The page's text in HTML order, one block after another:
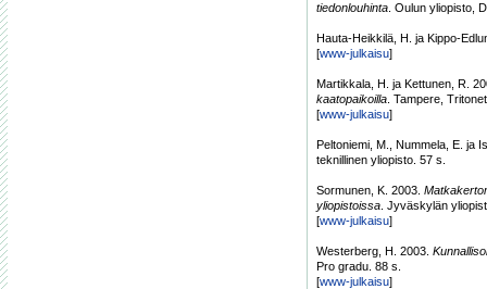
tiedonlouhinta . Oulun yliopisto,
Hauta-Heikkilä, H. ja Kippo-
[www-julkaisu]
Martikkala, H. ja Kettunen, R.
kaatopaikoilla . Tampere,
[www-julkaisu]
Peltoniemi, M., Nummela, E. ja
teknillinen yliopisto. 57 s.
Sormunen, K. 2003.
yliopistoissa . Jyväskylän
[www-julkaisu]
Westerberg, H. 2003.
Pro gradu. 88 s.
[www-julkaisu]